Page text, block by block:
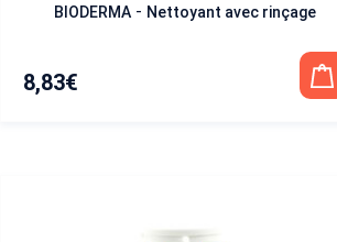
BIODERMA - Nettoyant avec rinçage
8,83€